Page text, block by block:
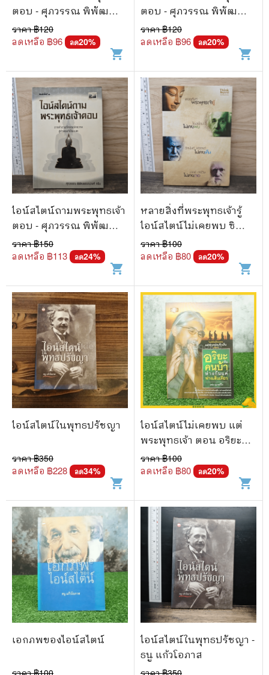
ตอบ - ศุภวรรณ พิพัฒ
พรรณวงศ์ กรีน
ราคา ฿120
ลดเหลือ ฿96 ลด20%
shopping_cart
ตอบ - ศุภวรรณ พิพัฒ
พรรณวงศ์ กรีน
ราคา ฿120
ลดเหลือ ฿96 ลด20%
shopping_cart
ไอน์สไตน์ถามพระพุทธเจ้า
ตอบ - ศุภวรรณ พิพัฒ
พรรณวงศ์ กรีน
ราคา ฿150
ลดเหลือ ฿113 ลด24%
shopping_cart
หลายสิ่งที่พระพุทธเจ้ารู้
ไอน์สไตน์ไม่เคยพบ ซิ
กมันด์ ฟรอยด์ไม่เคยเห็น
ชาลส์ ดาร์วินไม่เคยเจอ
ราคา ฿100
ลดเหลือ ฿80 ลด20%
shopping_cart
ไอน์สไตน์ในพุทธปรัชญา
ราคา ฿350
ลดเหลือ ฿228 ลด34%
shopping_cart
ไอน์สไตน์ไม่เคยพบ แต่
พระพุทธเจ้า ตอน อริยะกับ
คนบ้าห่างกันแค่ฟางเส้น
เดียว - เหม ญาณวีโร
ราคา ฿100
ลดเหลือ ฿80 ลด20%
shopping_cart
เอกภพของไอน์สไตน์
ราคา ฿100
ไอน์สไตน์ในพุทธปรัชญา -
ธนู แก้วโอภาส
ราคา ฿350